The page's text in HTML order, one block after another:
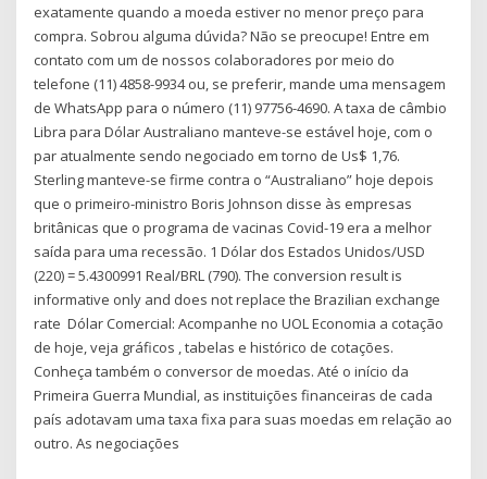
exatamente quando a moeda estiver no menor preço para
compra. Sobrou alguma dúvida? Não se preocupe! Entre em
contato com um de nossos colaboradores por meio do
telefone (11) 4858-9934 ou, se preferir, mande uma mensagem
de WhatsApp para o número (11) 97756-4690. A taxa de câmbio
Libra para Dólar Australiano manteve-se estável hoje, com o
par atualmente sendo negociado em torno de Us$ 1,76.
Sterling manteve-se firme contra o “Australiano” hoje depois
que o primeiro-ministro Boris Johnson disse às empresas
britânicas que o programa de vacinas Covid-19 era a melhor
saída para uma recessão. 1 Dólar dos Estados Unidos/USD
(220) = 5.4300991 Real/BRL (790). The conversion result is
informative only and does not replace the Brazilian exchange
rate Dólar Comercial: Acompanhe no UOL Economia a cotação
de hoje, veja gráficos , tabelas e histórico de cotações.
Conheça também o conversor de moedas. Até o início da
Primeira Guerra Mundial, as instituições financeiras de cada
país adotavam uma taxa fixa para suas moedas em relação ao
outro. As negociações